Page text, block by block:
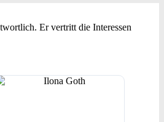
Er vertritt die Interessen